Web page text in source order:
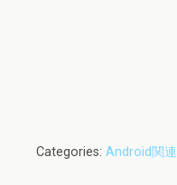
Categories: Android関連